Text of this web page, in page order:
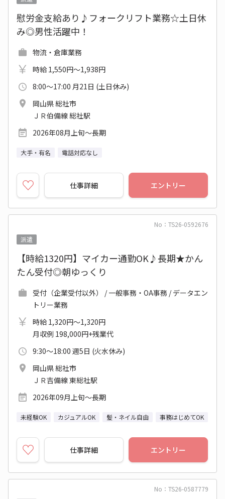
慰労金支給あり♪フォークリフト業務☆土日休
み◎男性活躍中！
物流・倉庫業務
時給 1,550円～1,938円
8:00～17:00 月21日 (土日休み)
岡山県 総社市
ＪＲ伯備線 総社駅
2026年08月上旬～長期
大手・有名 電話対応なし
仕事詳細 エントリー
No：TS26-0592676
派遣
【時給1320円】マイカー通勤OK♪長期★かん
たん受付◎朝ゆっくり
受付（企業受付以外） / 一般事務・OA事務 / データエン
トリー業務
時給 1,320円～1,320円
月収例 198,000円+残業代
9:30～18:00 週5日 (火水休み)
岡山県 総社市
ＪＲ吉備線 東総社駅
2026年09月上旬～長期
未経験OK カジュアルOK 髪・ネイル自由 事務はじめてOK
仕事詳細 エントリー
No：TS26-0587779